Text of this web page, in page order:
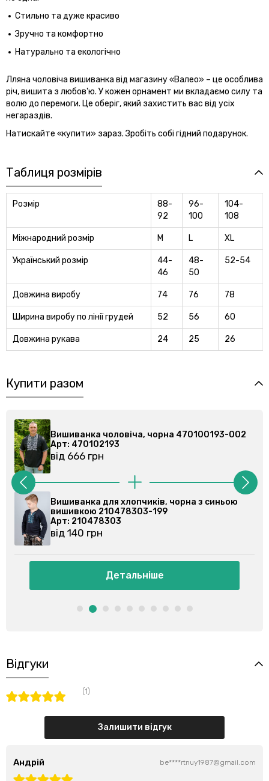
Стильно та дуже красиво
Зручно та комфортно
Натурально та екологічно
Лляна чоловіча вишиванка від магазину «Валео» – це особлива
річ, вишита з любов'ю. У кожен орнамент ми вкладаємо силу та
волю до перемоги. Це оберіг, який захистить вас від усіх
негараздів.
Натискайте «купити» зараз. Зробіть собі гідний подарунок.
Таблиця розмірів
Розмір
88-
92
96-
100
104-
108
Міжнародний розмір M L XL
Український розмір
44-
46
48-
50
52-54
Довжина виробу 74 76 78
Ширина виробу по лінії грудей 52 56 60
Довжина рукава 24 25 26
Купити разом
470100193-002
чорна з синьою
Вишиванка чоловіча, чорна
Вишиванка дитяча, чорна з
вишивкою 210476303-199
Відгуки
(1)
Залишити відгук
Андрій be****rtnuy1987@gmail.com